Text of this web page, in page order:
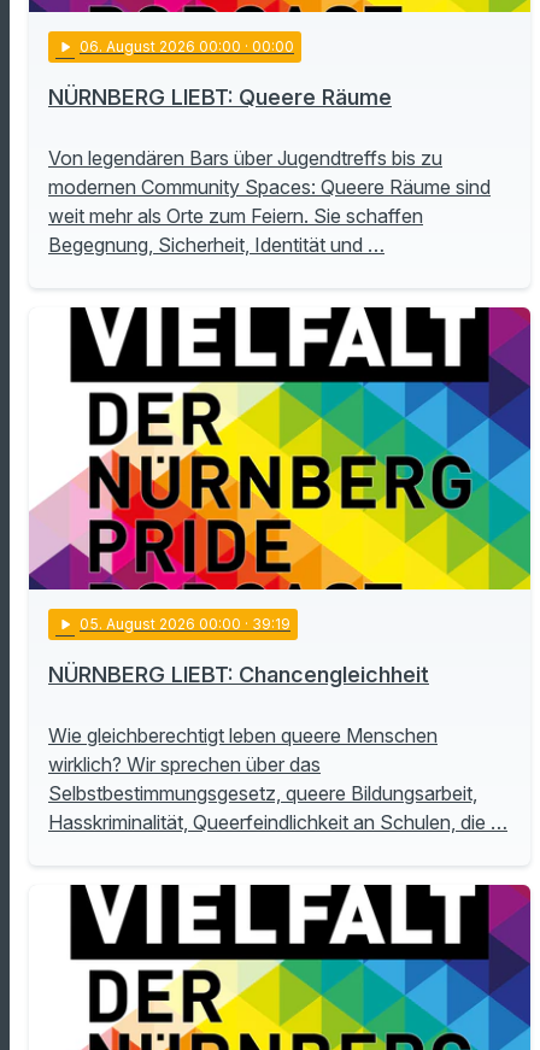
play_arrow 06. August 2026 00:00 · 00:00
NÜRNBERG LIEBT: Queere Räume
Von legendären Bars über Jugendtreffs bis zu
modernen Community Spaces: Queere Räume sind
weit mehr als Orte zum Feiern. Sie schaffen
Begegnung, Sicherheit, Identität und …
play_arrow 05. August 2026 00:00 · 39:19
NÜRNBERG LIEBT: Chancengleichheit
Wie gleichberechtigt leben queere Menschen
wirklich? Wir sprechen über das
Selbstbestimmungsgesetz, queere Bildungsarbeit,
Hasskriminalität, Queerfeindlichkeit an Schulen, die …